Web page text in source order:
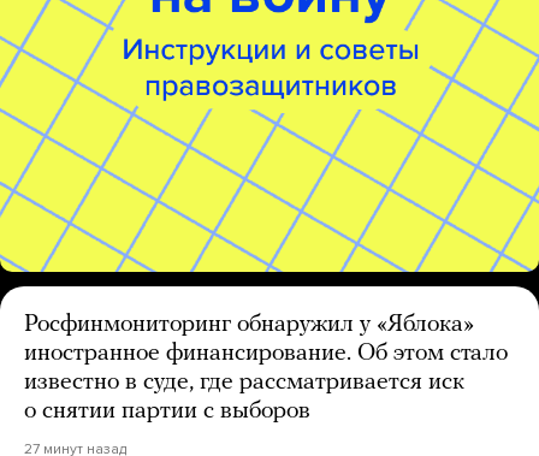
Росфинмониторинг обнаружил у «Яблока»
иностранное финансирование. Об этом стало
известно в суде, где рассматривается иск
о снятии партии с выборов
27 минут назад